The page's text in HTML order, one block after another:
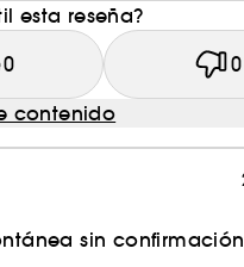
esta reseña?
0 0
contenido
sin